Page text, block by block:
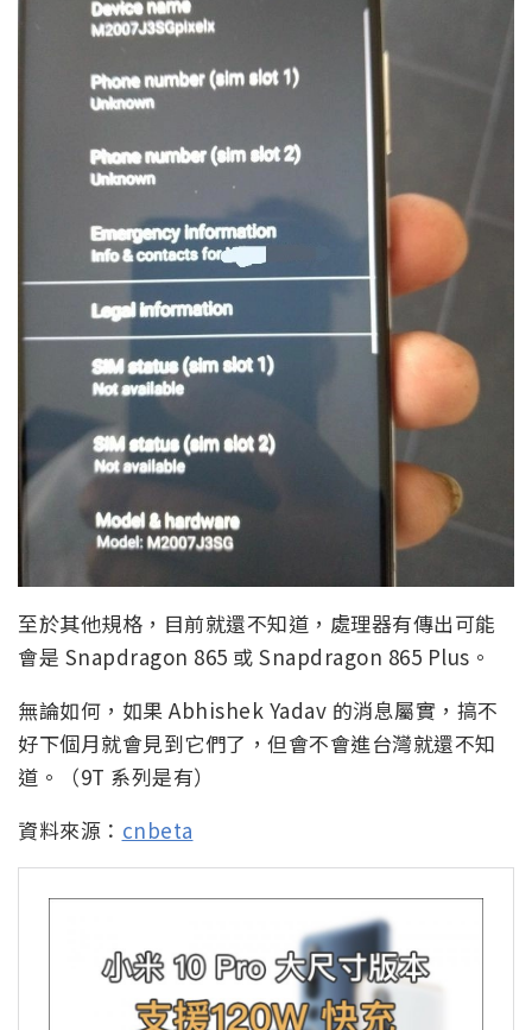
至於其他規格，目前就還不知道，處理器有傳出可能
會是 Snapdragon 865 或 Snapdragon 865 Plus。
無論如何，如果 Abhishek Yadav 的消息屬實，搞不
好下個月就會見到它們了，但會不會進台灣就還不知
道。（9T 系列是有）
資料來源： cnbeta